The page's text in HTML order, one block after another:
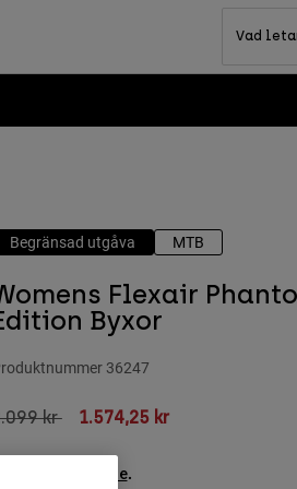
Vad
Begränsad utgåva MTB
Flexair
Byxor
36247
reduced from
krto1.574,25 kr
here.